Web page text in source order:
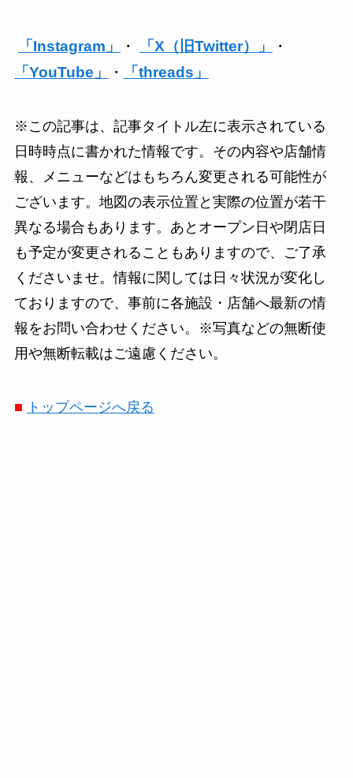
「Instagram」 ・ 「X（旧Twitter）」
・
「YouTube」
・ 「threads」
※この記事は、記事タイトル左に表示されている
日時時点に書かれた情報です。その内容や店舗情
報、メニューなどはもちろん変更される可能性が
ございます。地図の表示位置と実際の位置が若干
異なる場合もあります。あとオープン日や閉店日
も予定が変更されることもありますので、ご了承
くださいませ。情報に関しては日々状況が変化し
ておりますので、事前に各施設・店舗へ最新の情
報をお問い合わせください。※写真などの無断使
用や無断転載はご遠慮ください。
■ トップページへ戻る